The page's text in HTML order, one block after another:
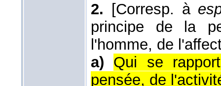
2.
[Corresp. à
principe de la
l'homme, de
a) Qui se
pensée, de